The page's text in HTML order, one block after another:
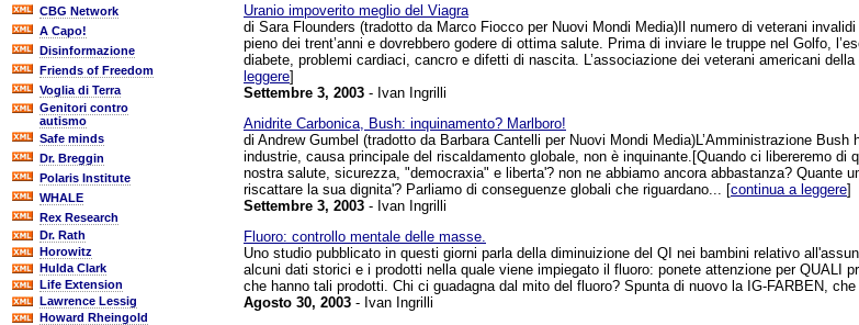
CBG Network
A Capo!
Disinformazione
Friends of Freedom
Voglia di Terra
Genitori contro
autismo
Safe minds
Dr. Breggin
Polaris Institute
WHALE
Rex Research
Dr. Rath
Horowitz
Hulda Clark
Life Extension
Lawrence Lessig
Howard Rheingold
Uranio impoverito meglio del Viagra
di Sara Flounders (tradotto da Marco Fiocco per Nuovi Mondi Media)Il numero di veterani
pieno dei trent’anni e dovrebbero godere di ottima salute. Prima di inviare le truppe nel Golfo,
diabete, problemi cardiaci, cancro e difetti di nascita. L’associazione dei veterani americani
leggere]
Settembre 3, 2003 - Ivan Ingrilli
Anidrite Carbonica, Bush: inquinamento? Marlboro!
di Andrew Gumbel (tradotto da Barbara Cantelli per Nuovi Mondi Media)L’Amministrazione
industrie, causa principale del riscaldamento globale, non è inquinante.[Quando ci libereremo
nostra salute, sicurezza, "democraxia" e liberta'? non ne abbiamo ancora abbastanza? Quante
riscattare la sua dignita'? Parliamo di conseguenze globali che riguardano... [continua a leggere]
Settembre 3, 2003 - Ivan Ingrilli
Fluoro: controllo mentale delle masse.
Uno studio pubblicato in questi giorni parla della diminuizione del QI nei bambini relativo
alcuni dati storici e i prodotti nella quale viene impiegato il fluoro: ponete attenzione per QUALI
che hanno tali prodotti. Chi ci guadagna dal mito del fluoro? Spunta di nuovo la IG-FARBEN,
Agosto 30, 2003 - Ivan Ingrilli